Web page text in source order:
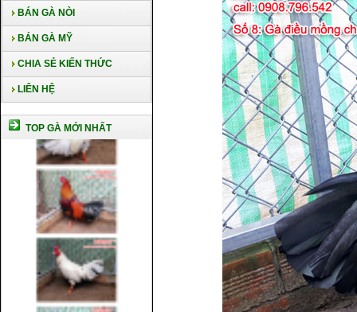
BÁN GÀ NÒI
BÁN GÀ MỸ
CHIA SẺ KIẾN THỨC
LIÊN HỆ
TOP GÀ MỚI NHẤT